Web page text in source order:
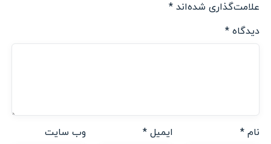
علامت‌گذاری شده‌اند *
دیدگاه *
نام * ایمیل* وب‌ سایت